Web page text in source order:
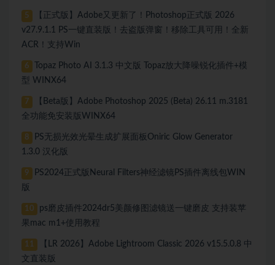
5
【正式版】Adobe又更新了！Photoshop正式版 2026
v27.9.1.1 PS一键直装版！去盗版弹窗！移除工具可用！全新
ACR！支持Win
6
Topaz Photo AI 3.1.3 中文版 Topaz放大降噪锐化插件+模
型 WINX64
7
【Beta版】Adobe Photoshop 2025 (Beta) 26.11 m.3181
全功能免安装版WINX64
8
PS无损光效光晕生成扩展面板Oniric Glow Generator
1.3.0 汉化版
9
PS2024正式版Neural Filters神经滤镜PS插件离线包WIN
版
10
ps磨皮插件2024dr5美颜修图滤镜送一键磨皮 支持装苹
果mac m1+使用教程
11
【LR 2026】Adobe Lightroom Classic 2026 v15.5.0.8 中
文直装版